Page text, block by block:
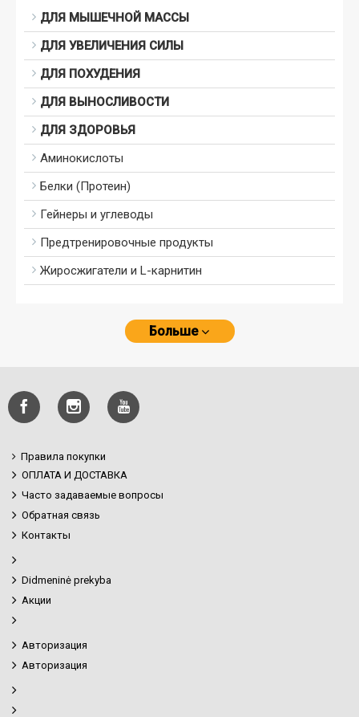
ДЛЯ МЫШЕЧНОЙ МАССЫ
ДЛЯ УВЕЛИЧЕНИЯ СИЛЫ
ДЛЯ ПОХУДЕНИЯ
ДЛЯ ВЫНОСЛИВОСТИ
ДЛЯ ЗДОРОВЬЯ
Аминокислоты
Белки (Протеин)
Гейнеры и углеводы
Предтренировочные продукты
Жиросжигатели и L-карнитин
Больше
Правила покупки
ОПЛАТА И ДОСТАВКА
Часто задаваемые вопросы
Обратная связь
Контакты
Didmeninė prekyba
Акции
Авторизация
Авторизация